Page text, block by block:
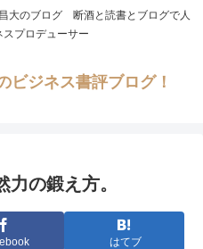
大のブログ 断酒と読書とブログで人
プロデューサー
ビジネス書評ブログ！
の鍛え方。
はてブ